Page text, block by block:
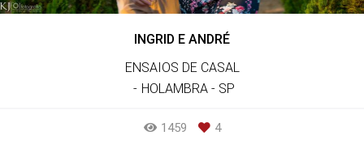
INGRID E ANDRÉ
ENSAIOS DE CASAL
HOLAMBRA - SP
1459 4